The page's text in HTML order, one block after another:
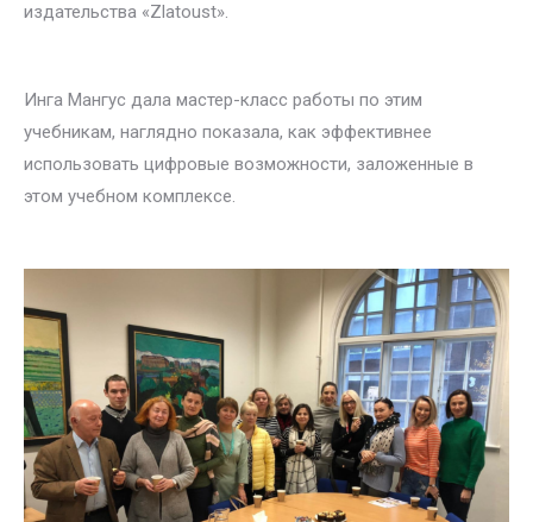
издательства «Zlatoust».
Инга Мангус дала мастер-класс работы по этим
учебникам, наглядно показала, как эффективнее
использовать цифровые возможности, заложенные в
этом учебном комплексе.